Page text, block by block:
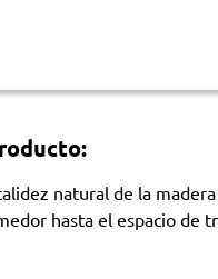
natural de la
hasta el espacio de